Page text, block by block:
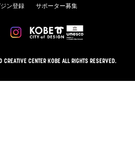
ン登録 サポーター募集
CREATIVE CENTER KOBE ALL RIGHTS RESERVED.